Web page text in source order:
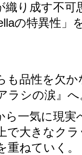
織り成す不可
の特異性」
も品性を欠
ラシの涙』へ
ら一気に現実
で大きなク
ねていく。